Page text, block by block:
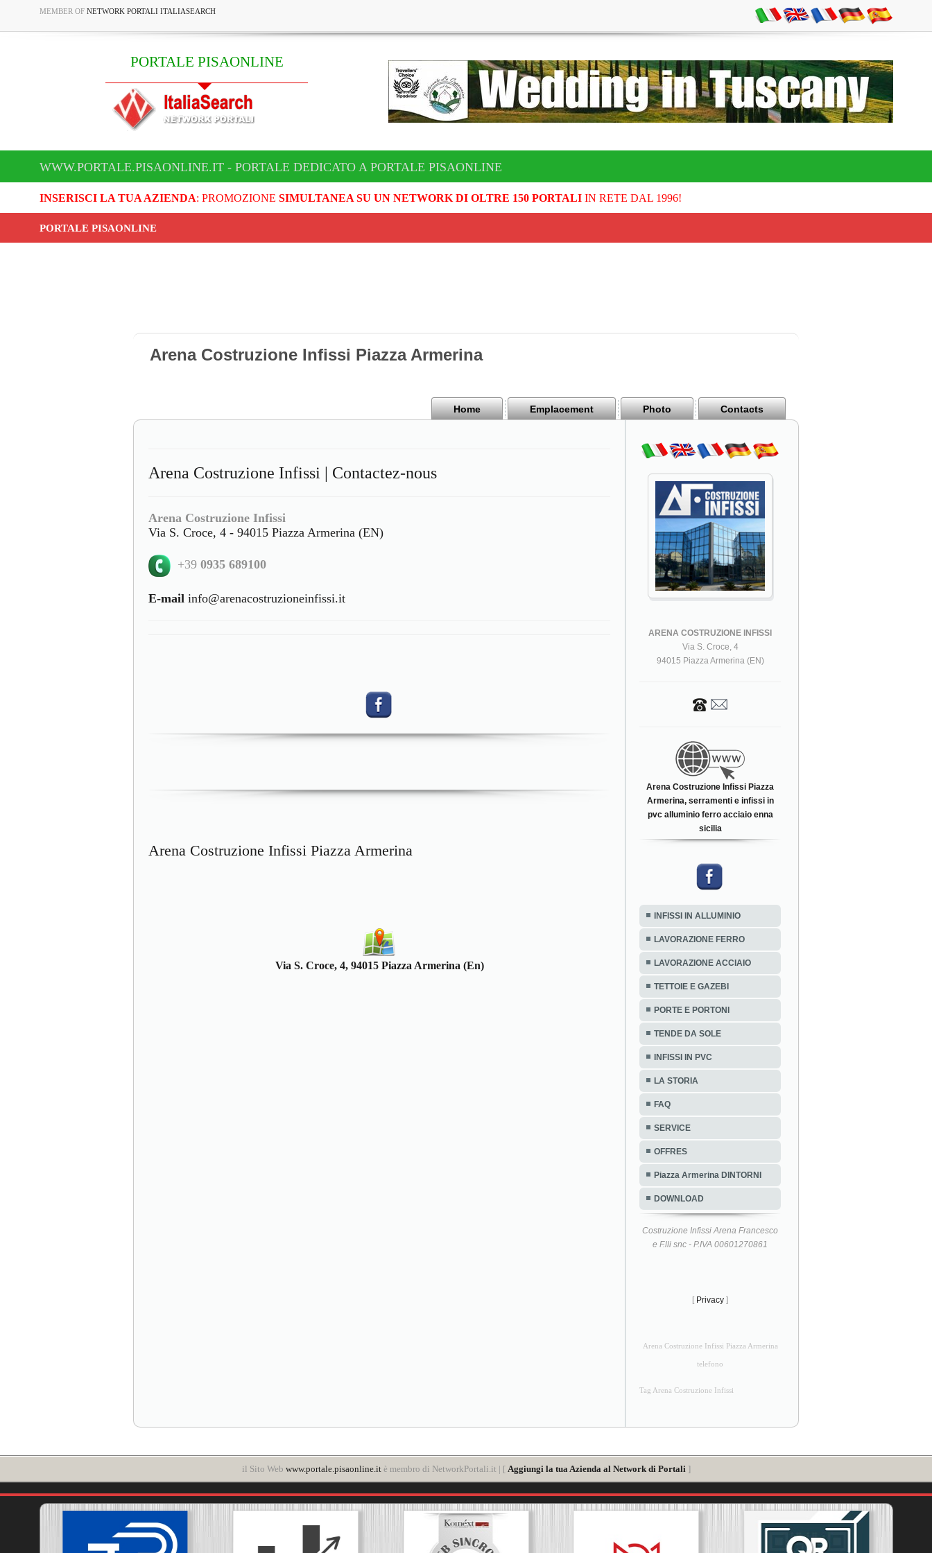
MEMBER OF NETWORK PORTALI ITALIASEARCH
PORTALE PISAONLINE
WWW.PORTALE.PISAONLINE.IT - PORTALE DEDICATO A PORTALE PISAONLINE
INSERISCI LA TUA AZIENDA: PROMOZIONE SIMULTANEA SU UN NETWORK DI OLTRE 150 PORTALIIN RETE DAL 1996!
PORTALE PISAONLINE
Arena Costruzione Infissi Piazza Armerina
Home Emplacement Photo Contacts
Arena Costruzione Infissi | Contactez-nous
Arena Costruzione Infissi
Via S. Croce, 4 - 94015 Piazza Armerina (EN)
+39 0935 689100
E-mail info@arenacostruzioneinfissi.it
Arena Costruzione Infissi Piazza Armerina
Via S. Croce, 4, 94015 Piazza Armerina (En)
ARENA COSTRUZIONE INFISSI
Via S. Croce, 4
94015 Piazza Armerina (EN)
Arena Costruzione Infissi Piazza
Armerina, serramenti e infissi in
pvc alluminio ferro acciaio enna
sicilia
INFISSI IN ALLUMINIO
LAVORAZIONE FERRO
LAVORAZIONE ACCIAIO
TETTOIE E GAZEBI
PORTE E PORTONI
TENDE DA SOLE
INFISSI IN PVC
LA STORIA
FAQ
SERVICE
OFFRES
Piazza Armerina DINTORNI
DOWNLOAD
Costruzione Infissi Arena Francesco
e F.lli snc - P.IVA 00601270861
[ Privacy ]
Arena Costruzione Infissi Piazza Armerina
telefono
Tag Arena Costruzione Infissi
il Sito Web www.portale.pisaonline.itè membro di NetworkPortali.it | [ Aggiungi la tua Azienda al Network di Portali ]